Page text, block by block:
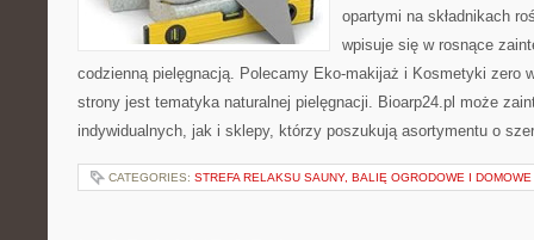
opartymi na składnikach
wpisuje się w rosnące
codzienną pielęgnacją. Polecamy Eko-makijaż i Kosmetyki zero
strony jest tematyka naturalnej pielęgnacji. Bioarp24.pl może
indywidualnych, jak i sklepy, którzy poszukują asortymentu o
CATEGORIES: STREFA RELAKSU SAUNY, BALIĘ OGRODOWE I DOMOWE